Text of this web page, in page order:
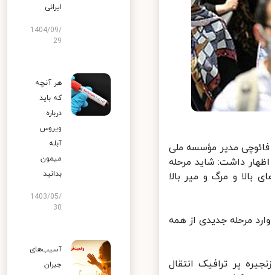
مدیر مؤسسه ملی
داشت: شاید مرحله
و مرگ و میر بالا
مرحله جدیدی از همه
پر ترافیک انتقال
ایرانی
1404/09/
29
هر آنچه
که باید
درباره
ویروس
آبله
میمون
بدانید
1403/05/
30
آسیب‌های
جبران